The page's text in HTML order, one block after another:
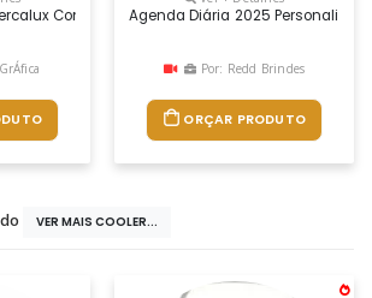
Com Calendários Mensais E Semanais.
Agenda Diária 2025
Por: Redd Brindes
ORÇAR PRODUTO
VER MAIS COOLER...